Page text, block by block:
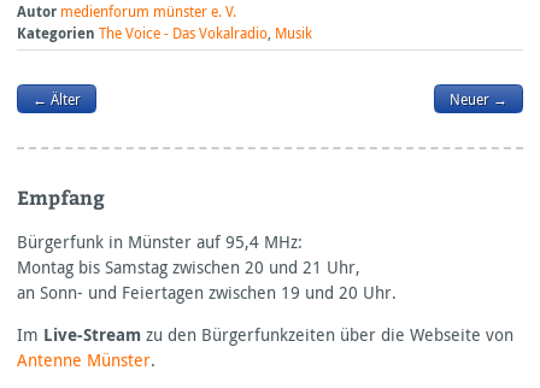
Autor medienforum münster e. V.
Kategorien The Voice - Das Vokalradio, Musik
← Älter Neuer →
Empfang
Bürgerfunk in Münster auf 95,4 MHz:
Montag bis Samstag zwischen 20 und 21 Uhr,
an Sonn- und Feiertagen zwischen 19 und 20 Uhr.
Im Live-Stream zu den Bürgerfunkzeiten über die Webseite von
Antenne Münster.